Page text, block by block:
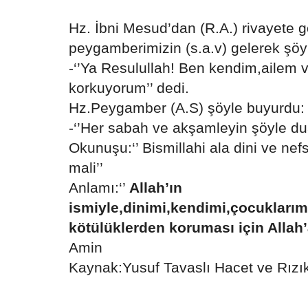
Hz. İbni Mesud’dan (R.A.) rivayete
peygamberimizin (s.a.v) gelerek
-‘’Ya Resulullah! Ben kendim,ailem
korkuyorum’’ dedi.
Hz.Peygamber (A.S) şöyle buyurdu:
-‘’Her sabah ve akşamleyin şöyle
Okunuşu:‘’ Bismillahi ala dini ve
mali’’
Anlamı:‘’ Allah’ın
kötülüklerden koruması için
Amin
Kaynak:Yusuf Tavaslı Hacet ve